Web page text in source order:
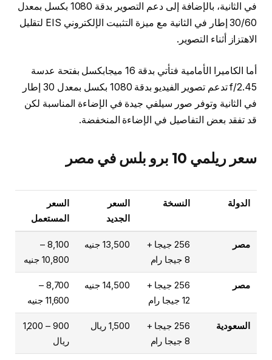
في الثانية، بالإضافة إلى دعم التصوير بدقة 1080 بكسل بمعدل
30/60 إطار في الثانية مع ميزة التثبيت الإلكتروني EIS لتقليل
الاهتزاز أثناء التصوير.
أما الكاميرا الأمامية فتأتي بدقة 16 ميجابكسل بفتحة عدسة
f/2.45 تدعم تصوير الفيديو بدقة 1080 بكسل بمعدل 30 إطار
في الثانية وتوفر صور سيلفي جيدة في الإضاءة المناسبة لكن
قد تفقد بعض التفاصيل في الإضاءة المنخفضة.
سعر ريلمي 10 برو بلس في مصر
الدولة النسخة
السعر
الجديد
السعر
المستعمل
مصر
256 جيجا +
8 جيجا رام
13,500 جنيه
8,100 –
10,800 جنيه
مصر
256 جيجا +
12 جيجا رام
14,500 جنيه
8,700 –
11,600 جنيه
السعودية
256 جيجا +
8 جيجا رام
1,500 ريال
900 – 1,200
ريال